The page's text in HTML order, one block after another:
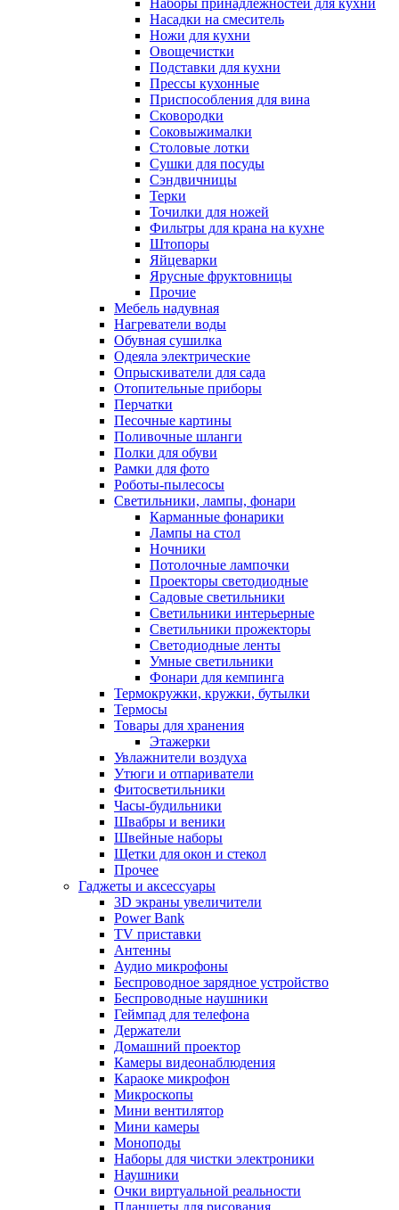
Наборы принадлежностей для кухни
Насадки на смеситель
Ножи для кухни
Овощечистки
Подставки для кухни
Прессы кухонные
Приспособления для вина
Сковородки
Соковыжималки
Столовые лотки
Сушки для посуды
Сэндвичницы
Терки
Точилки для ножей
Фильтры для крана на кухне
Штопоры
Яйцеварки
Ярусные фруктовницы
Прочие
Мебель надувная
Нагреватели воды
Обувная сушилка
Одеяла электрические
Опрыскиватели для сада
Отопительные приборы
Перчатки
Песочные картины
Поливочные шланги
Полки для обуви
Рамки для фото
Роботы-пылесосы
Светильники, лампы, фонари
Карманные фонарики
Лампы на стол
Ночники
Потолочные лампочки
Проекторы светодиодные
Садовые светильники
Светильники интерьерные
Светильники прожекторы
Светодиодные ленты
Умные светильники
Фонари для кемпинга
Термокружки, кружки, бутылки
Термосы
Товары для хранения
Этажерки
Увлажнители воздуха
Утюги и отпариватели
Фитосветильники
Часы-будильники
Швабры и веники
Швейные наборы
Щетки для окон и стекол
Прочее
Гаджеты и аксессуары
3D экраны увеличители
Power Bank
TV приставки
Антенны
Аудио микрофоны
Беспроводное зарядное устройство
Беспроводные наушники
Геймпад для телефона
Держатели
Домашний проектор
Камеры видеонаблюдения
Караоке микрофон
Микроскопы
Мини вентилятор
Мини камеры
Моноподы
Наборы для чистки электроники
Наушники
Очки виртуальной реальности
Планшеты для рисования